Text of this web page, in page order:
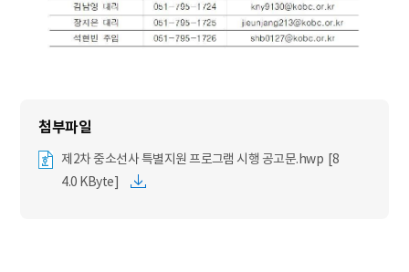
제2차 중소선사 특별지원 프로그램 시행 공고문.hwp [8
4.0 KByte]